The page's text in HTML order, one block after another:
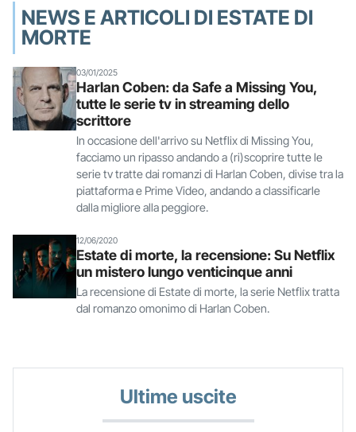
NEWS E ARTICOLI DI ESTATE DI
MORTE
03/01/2025
Harlan Coben: da Safe a Missing You,
tutte le serie tv in streaming dello
scrittore
In occasione dell'arrivo su Netflix di Missing You,
facciamo un ripasso andando a (ri)scoprire tutte le
serie tv tratte dai romanzi di Harlan Coben, divise tra la
piattaforma e Prime Video, andando a classificarle
dalla migliore alla peggiore.
12/06/2020
Estate di morte, la recensione: Su Netflix
un mistero lungo venticinque anni
La recensione di Estate di morte, la serie Netflix tratta
dal romanzo omonimo di Harlan Coben.
Ultime uscite